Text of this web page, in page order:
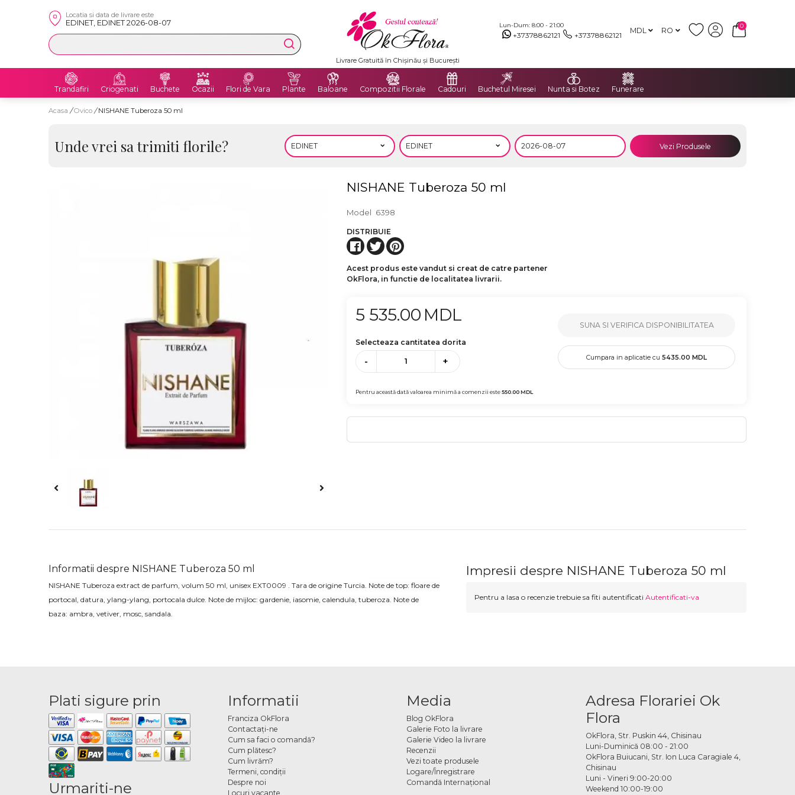
Locatia si data de livrare este
EDINET, EDINET 2026-08-07 Lun-Dum: 8:00 - 21:00
+37378862121 +37378862121 MDL RO
0
Livrare Gratuită în Chișinău și București
Trandafiri Criogenati Buchete Ocazii Flori de Vara Plante Baloane Compozitii Florale Cadouri Buchetul Miresei Nunta si Botez Funerare
Acasa / Ovico / NISHANE Tuberoza 50 ml
Unde vrei sa trimiti florile? Vezi Produsele
NISHANE Tuberoza 50 ml
Model 6398
DISTRIBUIE
Acest produs este vandut si creat de catre partener
OkFlora, in functie de localitatea livrarii.
5 535.00 MDL
Selecteaza cantitatea dorita
- +
Pentru această dată valoarea minimă a comenzii este550.00MDL
SUNA SI VERIFICA DISPONIBILITATEA
Cumpara in aplicatie cu5435.00 MDL
Informatii despre NISHANE Tuberoza 50 ml
NISHANE Tuberoza extract de parfum, volum 50 ml, unisex EXT0009 . Tara de origine Turcia. Note de top: floare de
portocal, datura, ylang-ylang, portocala dulce. Note de mijloc: gardenie, iasomie, calendula, tuberoza. Note de
baza: ambra, vetiver, mosc, sandala.
Impresii despre NISHANE Tuberoza 50 ml
Pentru a lasa o recenzie trebuie sa fiti autentificati Autentificati-va
Plati sigure prin
Urmariti-ne
Informatii
Franciza OkFlora
Contactaţi-ne
Cum sa faci o comandă?
Cum plătesc?
Cum livrăm?
Termeni, condiţii
Despre noi
Locuri vacante
Media
Blog OkFlora
Galerie Foto la livrare
Galerie Video la livrare
Recenzii
Vezi toate produsele
Logare/Înregistrare
Comandă Internațional
Adresa Florariei Ok
Flora
OkFlora, Str. Puskin 44, Chisinau
Luni-Duminică 08:00 - 21:00
OkFlora Buiucani, Str. Ion Luca Caragiale 4,
Chisinau
Luni - Vineri 9:00-20:00
Weekend 10:00-19:00